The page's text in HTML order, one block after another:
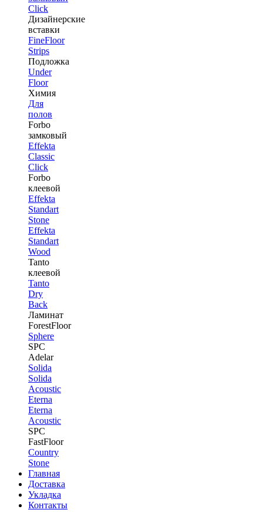
Click
Дизайнерские
вставки
FineFloor
Strips
Подложка
Under
Floor
Химия
Для
полов
Forbo
замковый
Effekta
Classic
Click
Forbo
клеевой
Effekta
Standart
Stone
Effekta
Standart
Wood
Tanto
клеевой
Tanto
Dry
Back
Ламинат
ForestFloor
Sphere
SPC
Adelar
Solida
Solida
Acoustic
Eterna
Eterna
Acoustic
SPC
FastFloor
Country
Stone
Главная
Доставка
Укладка
Контакты